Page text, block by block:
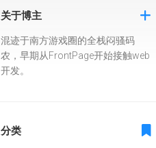
关于博主
混迹于南方游戏圈的全栈闷骚码
农，早期从FrontPage开始接触web
开发。
分类